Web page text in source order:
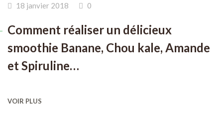
18 janvier 2018 0
Comment réaliser un délicieux
smoothie Banane, Chou kale, Amande
et Spiruline…
VOIR PLUS